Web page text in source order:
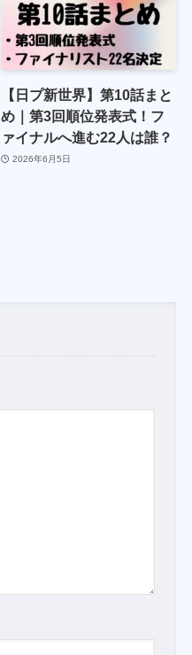
【日プ新世界】第10話まと
め｜第3回順位発表式！フ
ァイナルへ進む22人は誰？
2026年6月5日